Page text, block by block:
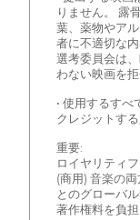
りません。 露
葉、薬物やア
者に不適切な
選考委員会は
わない映画を
• 使用するす
クレジットす
重要:
ロイヤリティ
(商用) 音楽の
とのグローバ
著作権料を負担